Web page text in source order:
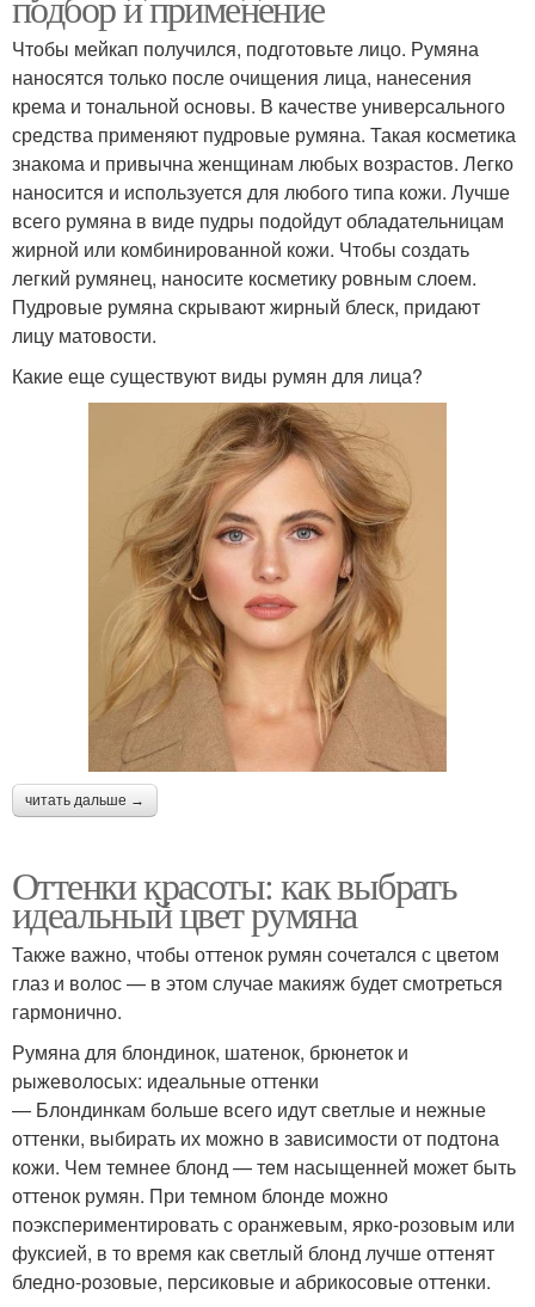
Чтобы мейкап получился, подготовьте лицо. Румяна
наносятся только после очищения лица, нанесения
крема и тональной основы. В качестве универсального
средства применяют пудровые румяна. Такая косметика
знакома и привычна женщинам любых возрастов. Легко
наносится и используется для любого типа кожи. Лучше
всего румяна в виде пудры подойдут обладательницам
жирной или комбинированной кожи. Чтобы создать
легкий румянец, наносите косметику ровным слоем.
Пудровые румяна скрывают жирный блеск, придают
лицу матовости.
Какие еще существуют виды румян для лица?
читать дальше →
Оттенки красоты: как выбрать
идеальный цвет румяна
Также важно, чтобы оттенок румян сочетался с цветом
глаз и волос — в этом случае макияж будет смотреться
гармонично.
Румяна для блондинок, шатенок, брюнеток и
рыжеволосых: идеальные оттенки
— Блондинкам больше всего идут светлые и нежные
оттенки, выбирать их можно в зависимости от подтона
кожи. Чем темнее блонд — тем насыщенней может быть
оттенок румян. При темном блонде можно
поэкспериментировать с оранжевым, ярко-розовым или
фуксией, в то время как светлый блонд лучше оттенят
бледно-розовые, персиковые и абрикосовые оттенки.